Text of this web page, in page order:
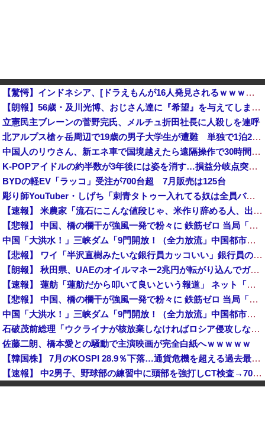
【驚愕】インドネシア、[ドラえもんが16人発見されるｗｗｗｗｗｗｗｗｗ
【朗報】56歳・及川光博、おじさん達に『希望』を与えてしまうｗｗｗｗ
立憲民主ブレーンの菅野完氏、メルチュ折田社長に人殺しを連呼
北アルプス槍ヶ岳周辺で19歳の男子大学生が遭難 単独で1泊2日の予定で入山も連絡取れず 警察が9日以降捜索予定他
中国人のリウさん、新エネ車で国境越えたら遠隔操作で30時間ロックされる！
K-POPアイドルの約半数が3年後には姿を消す…損益分岐点突破は4％未満
BYDの軽EV「ラッコ」受注が700台超 7月販売は125台
彫り師YouTuber・しげち「刺青タトゥー入れてる奴は全員バカです」「すごい民度低い」「5000円好きなんすよ、バカって」
【速報】 米農家「流石にこんな値段じゃ、米作り辞める人、出るんじゃないかなあ？？」
【悲報】 中国、橋の欄干が強風一発で粉々に 鉄筋ゼロ 当局「接着剤でくっつけただけ」「正常で、品質問題はない」
中国「大洪水！」三峡ダム「9門開放！（全力放流」中国都市「三峡沿線の道路水没」中国政府「高速道路封鎖！」中国ダム「緊急放流に合わせて開門（土砂崩れ発生」→
【悲報】 ワイ「半沢直樹みたいな銀行員カッコいい」銀行員の友人「あんな奴居ねえよ」
【朗報】 秋田県、UAEのオイルマネー2兆円が転がり込んでガチで東北最強になるぞｗｗｗｗｗｗｗ
【速報】 蓮舫「蓮舫だから叩いて良いという報道」 ネット「高市だから叩いて良いをやってるのがお前だろ」
【悲報】 中国、橋の欄干が強風一発で粉々に 鉄筋ゼロ 当局「接着剤でくっつけただけ」「正常で、品質問題はない」
中国「大洪水！」三峡ダム「9門開放！（全力放流」中国都市「三峡沿線の道路水没」中国政府「高速道路封鎖！」中国ダム「緊急放流に合わせて開門（土砂崩れ発生」→
石破茂前総理「ウクライナが核放棄しなければロシア侵攻しなかった」！
佐藤二朗、橋本愛との騒動で主演映画が完全白紙へｗｗｗｗｗ
【韓国株】 7月のKOSPI 28.9％下落…通貨危機を超える過去最大の下げ幅
【速報】 中2男子、野球部の練習中に頭部を強打しCT検査→70代医師「問題ないです」→中学生死亡「他人のCT画像みてました」
【悲報】 中国、橋の欄干が強風一発で粉々に 鉄筋ゼロ 当局「接着剤でくっつけただけ」「正常で、品質問題はない」